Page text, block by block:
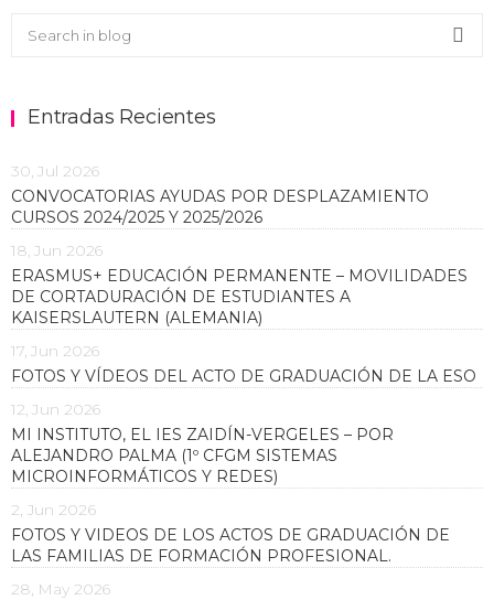
Buscar en el blog
Entradas Recientes
30, Jul 2026
CONVOCATORIAS AYUDAS POR DESPLAZAMIENTO
CURSOS 2024/2025 Y 2025/2026
18, Jun 2026
ERASMUS+ EDUCACIÓN PERMANENTE – MOVILIDADES
DE CORTADURACIÓN DE ESTUDIANTES A
KAISERSLAUTERN (ALEMANIA)
17, Jun 2026
FOTOS Y VÍDEOS DEL ACTO DE GRADUACIÓN DE LA ESO
12, Jun 2026
MI INSTITUTO, EL IES ZAIDÍN-VERGELES – POR
ALEJANDRO PALMA (1º CFGM SISTEMAS
MICROINFORMÁTICOS Y REDES)
2, Jun 2026
FOTOS Y VIDEOS DE LOS ACTOS DE GRADUACIÓN DE
LAS FAMILIAS DE FORMACIÓN PROFESIONAL.
28, May 2026